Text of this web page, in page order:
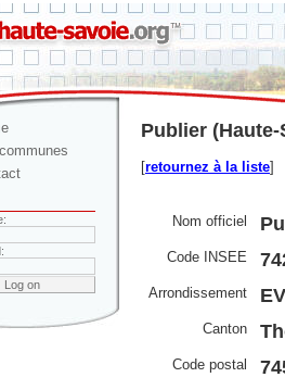
Publier
[retournez à la liste]
Nom officiel
Code INSEE
Arrondissement
Canton
Code postal